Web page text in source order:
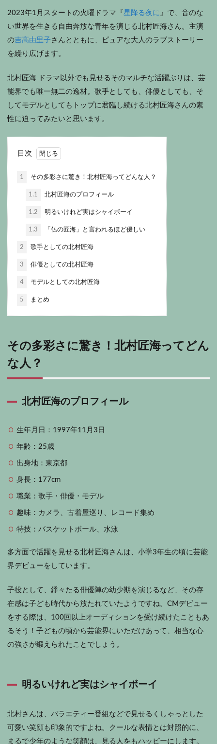
2023年1月スタートの火曜ドラマ『星降る夜に 』で、音のな
い世界を生きる自由奔放な青年を演じる北村匠海さん。主演
の吉高由里子 さんとともに、ピュアな大人のラブストーリー
を繰り広げます。
北村匠海 ドラマ以外でも見せるそのマルチな活躍ぶりは、芸
能界でも唯一無二の逸材。歌手としても、俳優としても、そ
してモデルとしてもトップに君臨し続ける北村匠海さんの素
性に迫ってみたいと思います。
目次
1 その多彩さに驚き！北村匠海ってどんな人？
1.1 北村匠海のプロフィール
1.2 明るいけれど実はシャイボーイ
1.3 「仏の匠海」と言われるほど優しい
2 歌手としての北村匠海
3 俳優としての北村匠海
4 モデルとしての北村匠海
5 まとめ
その多彩さに驚き！北村匠海ってどん
な人？
北村匠海のプロフィール
生年月日：1997年11月3日
年齢：25歳
出身地：東京都
身長：177cm
職業：歌手・俳優・モデル
趣味：カメラ、古着屋巡り、レコード集め
特技：バスケットボール、水泳
多方面で活躍を見せる北村匠海さんは、小学3年生の頃に芸能
界デビューをしています。
子役として、錚々たる俳優陣の幼少期を演じるなど、その存
在感は子ども時代から放たれていたようですね。CMデビュー
をする際は、100回以上オーディションを受け続けたこともあ
るそう！子どもの頃から芸能界にいただけあって、相当な心
の強さが鍛えられたことでしょう。
明るいけれど実はシャイボーイ
北村さんは、バラエティー番組などで見せるくしゃっとした
可愛い笑顔も印象的ですよね。クールな表情とは対照的に、
まるで少年のような笑顔は、見る人をもハッピーにします。